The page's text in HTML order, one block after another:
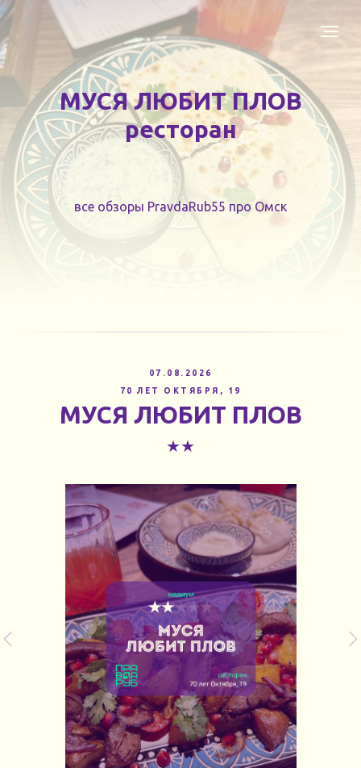
МУСЯ ЛЮБИТ ПЛОВ
ресторан
все обзоры PravdaRub55 про Омск
07.08.2026
70 ЛЕТ ОКТЯБРЯ, 19
МУСЯ ЛЮБИТ ПЛОВ
★★